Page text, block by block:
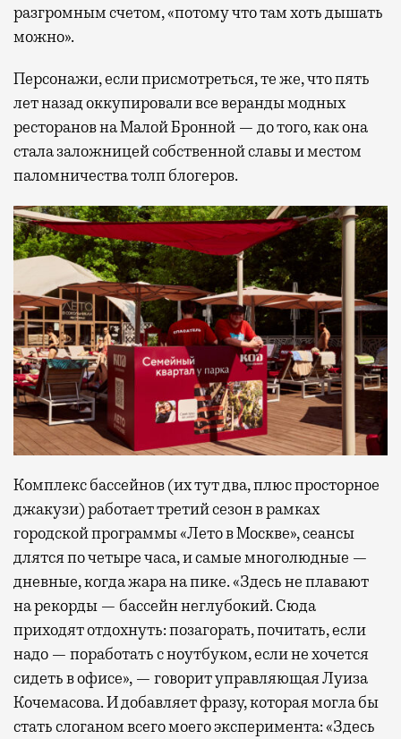
разгромным счетом, «потому что там хоть дышать
можно».
Персонажи, если присмотреться, те же, что пять
лет назад оккупировали все веранды модных
ресторанов на Малой Бронной — до того, как она
стала заложницей собственной славы и местом
паломничества толп блогеров.
Комплекс бассейнов (их тут два, плюс просторное
джакузи) работает третий сезон в рамках
городской программы «Лето в Москве», сеансы
длятся по четыре часа, и самые многолюдные —
дневные, когда жара на пике. «Здесь не плавают
на рекорды — бассейн неглубокий. Сюда
приходят отдохнуть: позагорать, почитать, если
надо — поработать с ноутбуком, если не хочется
сидеть в офисе», — говорит управляющая Луиза
Кочемасова. И добавляет фразу, которая могла бы
стать слоганом всего моего эксперимента: «Здесь